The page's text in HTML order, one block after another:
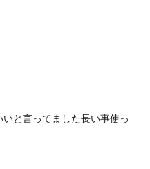
と言ってました長い事使っ